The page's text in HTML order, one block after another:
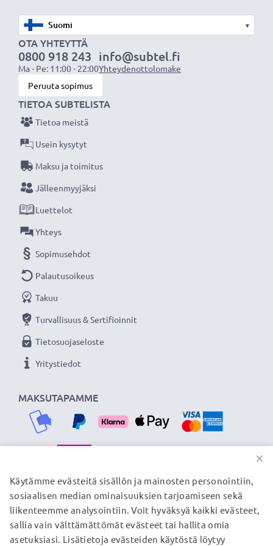
✔ Tukee DC-latausta - lataa kameran jos kamera
voidaan ladata DC-virtaliitännän kautta
✔ Kestävä - taipuisa ja murtumaton virtajohto ja
tukeva pistoke
✔ Taattua turvallisuutta: suojaa oikosululta,
ylikuumenemiselta ja ylijännitteeltä
Tekniset tiedot:
Tulojännite: 100-240V
Lähtöjännite / Output Volttia: 7.8V
Ampeeri / Output ampeeri: 4.5A
Sisältää verkkovirta-adapterin: AC-E2
Jatkuvasti virtaa Canon kameraasi subtel
verkkolaitteella. Tilaa nyt, 3 vuoden takuu!
▾
OTA YHTEYTTÄ
0800 918 243
Ma - Pe: 11:00 - 22:00
info@subtel.fi
Yhteydenottolomake
Peruuta sopimus
MAKSUTAPAMME
TIETOA SUBTELISTA
Tietoa meistä
Usein kysytyt
Maksu ja toimitus
Jälleenmyyjäksi
Luettelot
Yhteys
Sopimusehdot
Palautusoikeus
Takuu
Turvallisuus & Sertifioinnit
Tietosuojaseloste
Yritystiedot
TOIMITUSKUMPPANIMME
© subtel.fi 2026
Kaikki hinnat sisältävät arvonlisäveron, mutta ei
×
Käytämme evästeitä sisällön ja mainosten personointiin,
sosiaalisen median ominaisuuksien tarjoamiseen sekä
liikenteemme analysointiin. Voit hyväksyä kaikki evästeet,
sallia vain välttämättömät evästeet tai hallita omia
asetuksiasi. Lisätietoja evästeiden käytöstä löytyy